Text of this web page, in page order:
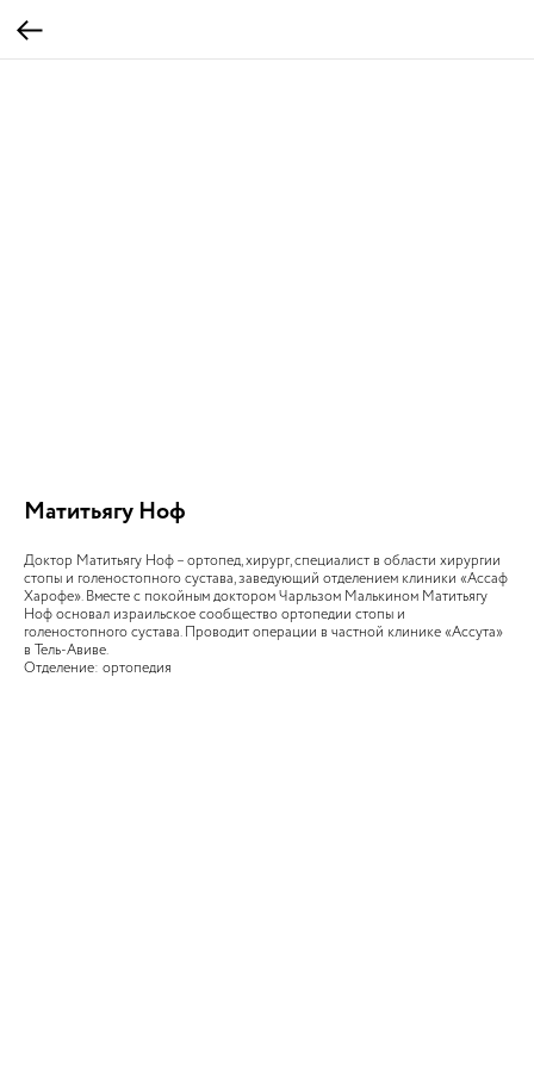
Матитьягу Ноф
Доктор Матитьягу Ноф – ортопед, хирург, специалист в области хирургии
стопы и голеностопного сустава, заведующий отделением клиники «Ассаф
Харофе». Вместе с покойным доктором Чарльзом Малькином Матитьягу
Ноф основал израильское сообщество ортопедии стопы и
голеностопного сустава. Проводит операции в частной клинике «Ассута»
в Тель-Авиве.
Отделение: ортопедия